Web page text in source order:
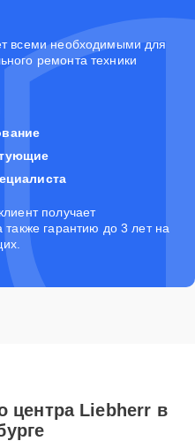
всеми необходимыми для
ремонта техники
получает
гарантию до 3 лет на
центра Liebherr в